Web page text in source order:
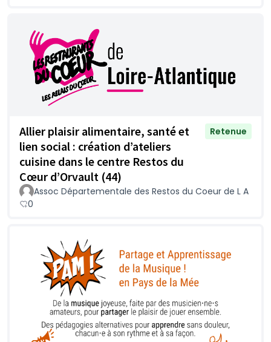
Allier plaisir alimentaire, santé et
lien social : création d’ateliers
cuisine dans le centre Restos du
Cœur d’Orvault (44)
Retenue
Assoc Départementale des Restos du Coeur de L A
0